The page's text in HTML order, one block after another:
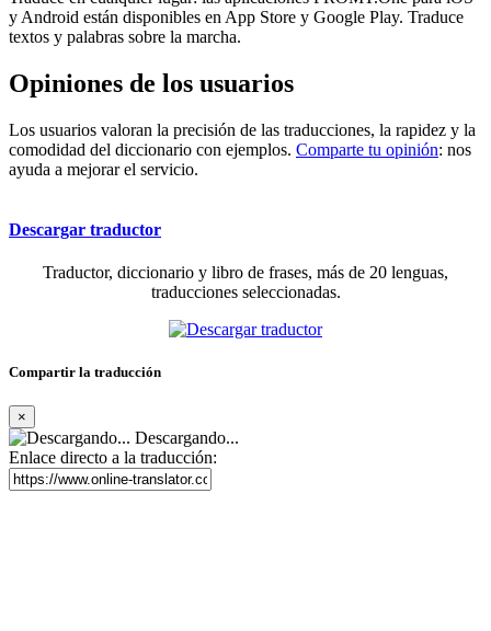
y Android están disponibles en App Store y Google Play. Traduce
textos y palabras sobre la marcha.
Opiniones de los usuarios
Los usuarios valoran la precisión de las traducciones, la rapidez y la
comodidad del diccionario con ejemplos. Comparte tu opinión: nos
ayuda a mejorar el servicio.
Descargar traductor
Traductor, diccionario y libro de frases, más de 20 lenguas,
traducciones seleccionadas.
Compartir la traducción
×
Descargando...
Enlace directo a la traducción: